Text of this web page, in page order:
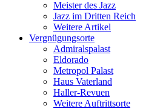
Meister des Jazz
Jazz im Dritten Reich
Weitere Artikel
Vergnügungsorte
Admiralspalast
Eldorado
Metropol Palast
Haus Vaterland
Haller-Revuen
Weitere Auftrittsorte